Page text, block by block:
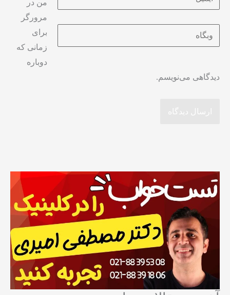
وبگاه
من در
مرورگر
برای
زمانی که
دوباره
دیدگاهی می‌نویسم.